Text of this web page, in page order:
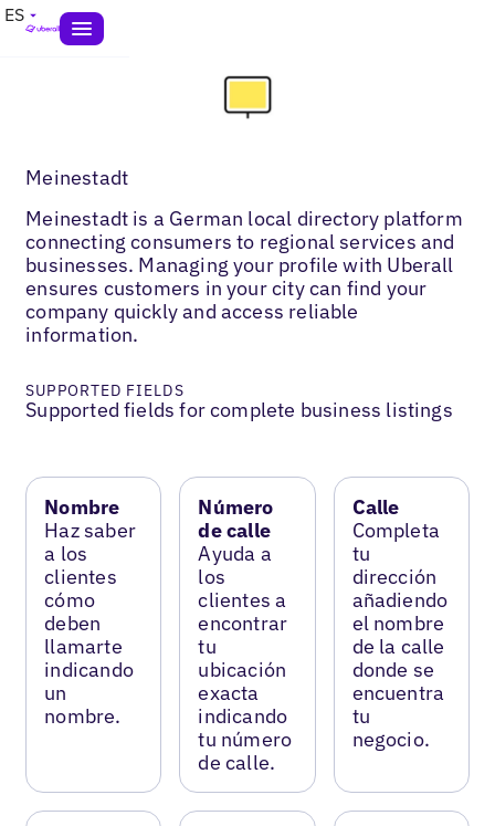
ES
Meinestadt
Meinestadt is a German local directory platform
connecting consumers to regional services and
businesses. Managing your profile with Uberall
ensures customers in your city can find your
company quickly and access reliable
information.
SUPPORTED FIELDS
Supported fields for complete business listings
Nombre
Haz saber
a los
clientes
cómo
deben
llamarte
indicando
un
nombre.
Número
de calle
Ayuda a
los
clientes a
encontrar
tu
ubicación
exacta
indicando
tu número
de calle.
Calle
Completa
tu
dirección
añadiendo
el nombre
de la calle
donde se
encuentra
tu
negocio.